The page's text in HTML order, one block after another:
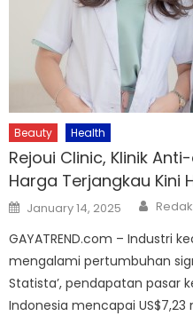
Beauty Health
Rejoui Clinic, Klinik
Harga Terjangkau Kini
Posted
on
January 14, 2025
GAYATREND.com – Industri
mengalami pertumbuhan
Statista’, pendapatan pasar
Indonesia mencapai US$7,23